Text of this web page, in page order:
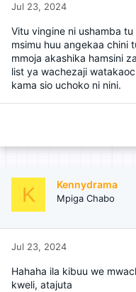
Jul 23, 2024
Vitu vingine ni ushamba
msimu huu angekaa chini
mmoja akashika hamsini
list ya wachezaji
kama sio uchoko ni nini.
K Kennydrama
Mpiga Chabo
Jul 23, 2024
Hahaha ila kibuu we
kweli, atajuta